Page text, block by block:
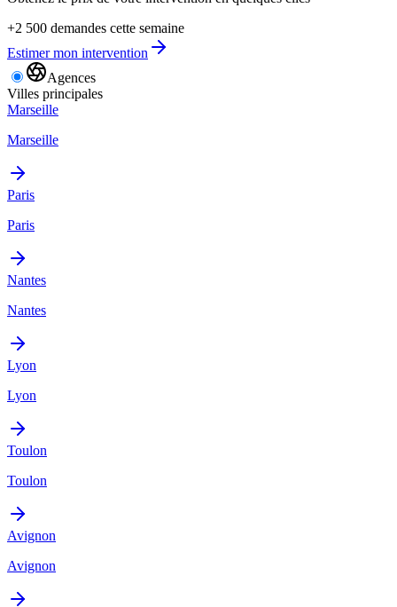
+2 500 demandes cette semaine
Estimer mon intervention
Agences
Villes principales
Marseille
Marseille
Paris
Paris
Nantes
Nantes
Lyon
Lyon
Toulon
Toulon
Avignon
Avignon